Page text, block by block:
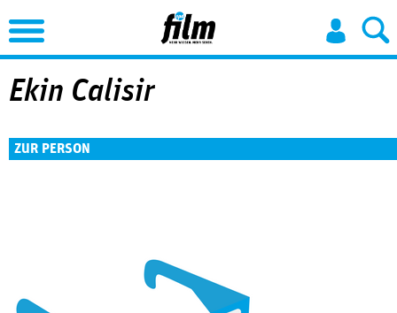
Jump to Navigation
Ekin Calisir
ZUR PERSON